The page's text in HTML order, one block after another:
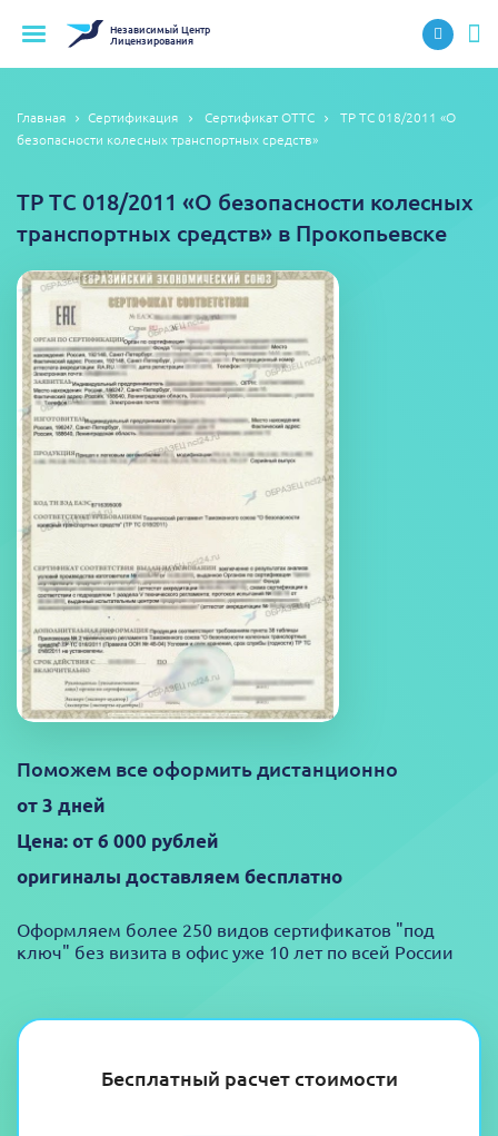
НезависимыйЦентр
Лицензирования
Главная Сертификация Сертификат ОТТС
ТР ТС 018/2011 «О
безопасности колесных транспортных средств»
Бесплатный расчет стоимости
ТР ТС 018/2011 «О безопасности колесных
транспортных средств» в Прокопьевске
Поможем все оформить дистанционно
от 3 дней
Цена: от 6 000 рублей
оригиналы доставляем бесплатно
Оформляем более 250 видов сертификатов "под
ключ" без визита в офис уже 10 лет по всей России